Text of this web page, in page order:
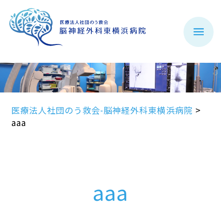
医療法人社団のう救会-脳神経外科東横浜病院 >
aaa
aaa